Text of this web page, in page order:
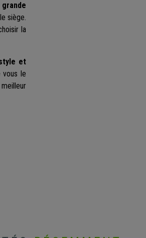
siège.
la
et
vous le